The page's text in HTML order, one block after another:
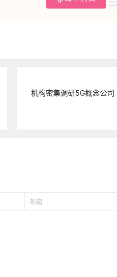
机构密集调研5G概念公